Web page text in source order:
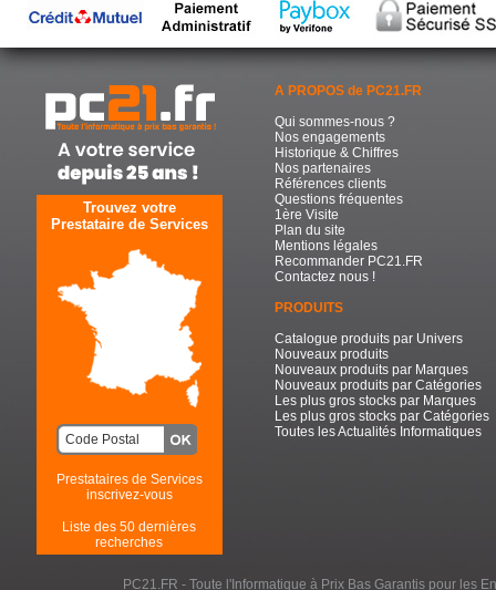
Trouvez votre
Prestataire de Services
Prestataires de Services
inscrivez-vous
Liste des 50 dernières
recherches
A PROPOS de PC21.FR
Qui sommes-nous ?
Nos engagements
Historique & Chiffres
Nos partenaires
Références clients
Questions fréquentes
1ère Visite
Plan du site
Mentions légales
Recommander PC21.FR
Contactez nous !
PRODUITS
Catalogue produits par Univers
Nouveaux produits
Nouveaux produits par Marques
Nouveaux produits par Catégories
Les plus gros stocks par Marques
Les plus gros stocks par Catégories
Toutes les Actualités Informatiques
PC21.FR - Toute l'Informatique à Prix Bas Garantis pour les